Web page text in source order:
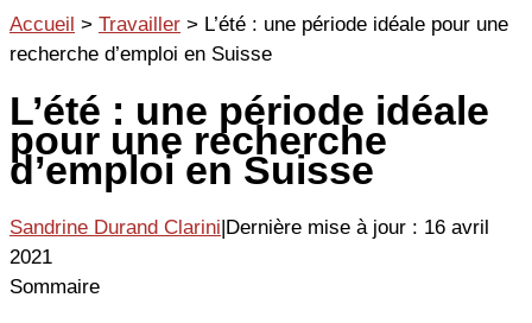
Aller
au
Accueil > Travailler > L’été : une période idéale pour une
recherche d’emploi en Suisse
L’été : une période idéale
pour une recherche
d’emploi en Suisse
Sandrine Durand Clarini|Dernière mise à jour : 16 avril
2021
Sommaire